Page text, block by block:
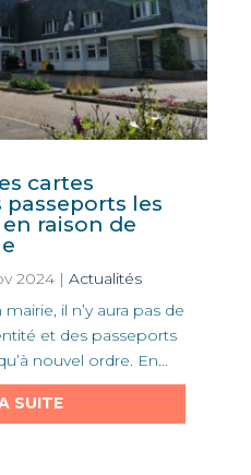
cartes
passeports les
raison de
2024| Actualités
il n’y aura pas de
et des passeports
nouvel ordre. En...
SUITE